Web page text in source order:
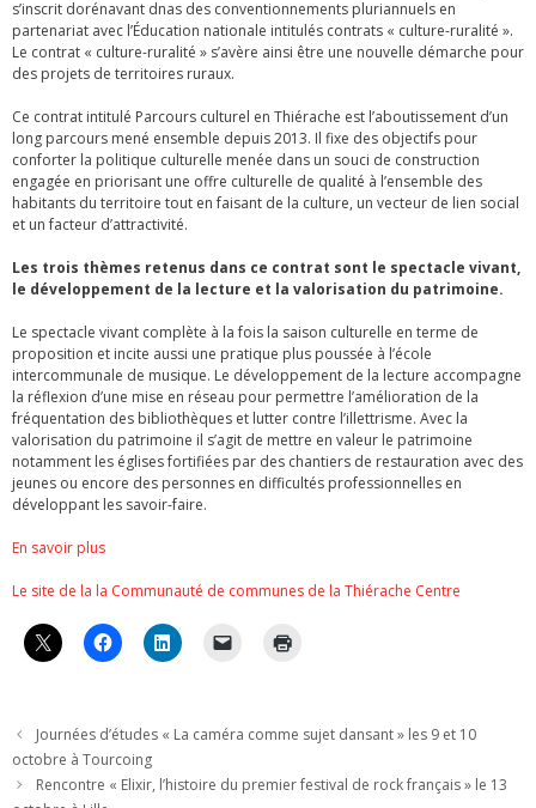
s’inscrit dorénavant dnas des conventionnements pluriannuels en
partenariat avec l’Éducation nationale intitulés contrats « culture-ruralité ».
Le contrat « culture-ruralité » s’avère ainsi être une nouvelle démarche pour
des projets de territoires ruraux.
Ce contrat intitulé Parcours culturel en Thiérache est l’aboutissement d’un
long parcours mené ensemble depuis 2013. Il fixe des objectifs pour
conforter la politique culturelle menée dans un souci de construction
engagée en priorisant une offre culturelle de qualité à l’ensemble des
habitants du territoire tout en faisant de la culture, un vecteur de lien social
et un facteur d’attractivité.
Les trois thèmes retenus dans ce contrat sont le spectacle vivant,
le développement de la lecture et la valorisation du patrimoine.
Le spectacle vivant complète à la fois la saison culturelle en terme de
proposition et incite aussi une pratique plus poussée à l’école
intercommunale de musique. Le développement de la lecture accompagne
la réflexion d’une mise en réseau pour permettre l’amélioration de la
fréquentation des bibliothèques et lutter contre l’illettrisme. Avec la
valorisation du patrimoine il s’agit de mettre en valeur le patrimoine
notamment les églises fortifiées par des chantiers de restauration avec des
jeunes ou encore des personnes en difficultés professionnelles en
développant les savoir-faire.
En savoir plus
Le site de la la Communauté de communes de la Thiérache Centre
Journées d’études « La caméra comme sujet dansant » les 9 et 10
octobre à Tourcoing
Rencontre « Elixir, l’histoire du premier festival de rock français » le 13